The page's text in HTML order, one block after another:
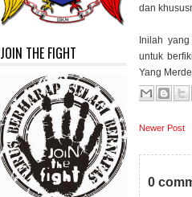
JOIN THE FIGHT
dan
Inilah
untuk
Yang
Newer Post
0